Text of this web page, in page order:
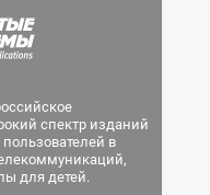
спектр изданий
в
для детей.